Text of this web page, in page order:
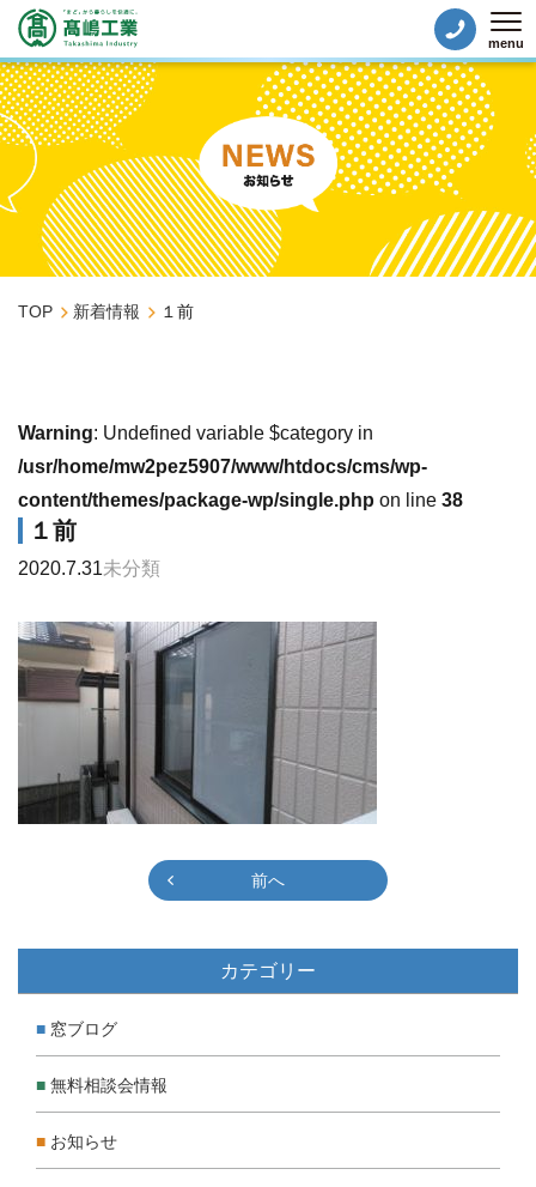
menu
TOP 新着情報 １前
Warning: Undefined variable $category in
/usr/home/mw2pez5907/www/htdocs/cms/wp-
content/themes/package-wp/single.php on line 38
１前
2020.7.31未分類
前へ
カテゴリー
窓ブログ
無料相談会情報
お知らせ